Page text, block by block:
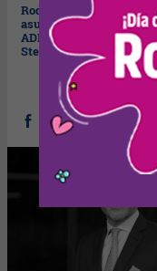
Rodrigo Pérez Graziano
asume la presidencia de
ADEFA (otro hombre de
Stellantis al frente)